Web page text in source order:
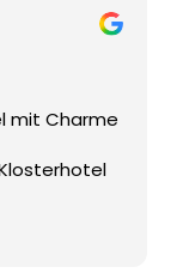
mit Charme